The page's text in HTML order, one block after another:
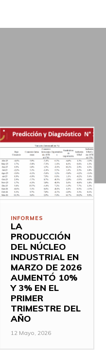
INFORMES
LA
PRODUCCIÓN
DEL NÚCLEO
INDUSTRIAL EN
MARZO DE 2026
AUMENTÓ 10%
Y 3% EN EL
PRIMER
TRIMESTRE DEL
AÑO
12 Mayo, 2026